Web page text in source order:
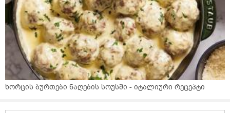
ხორცის ბურთები ნაღების სოუსში - იტალიური რეცეპტი